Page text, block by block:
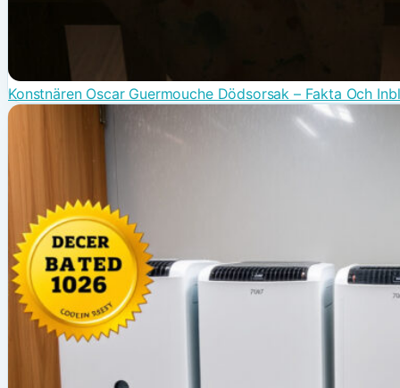
Konstnären Oscar Guermouche Dödsorsak – Fakta Och